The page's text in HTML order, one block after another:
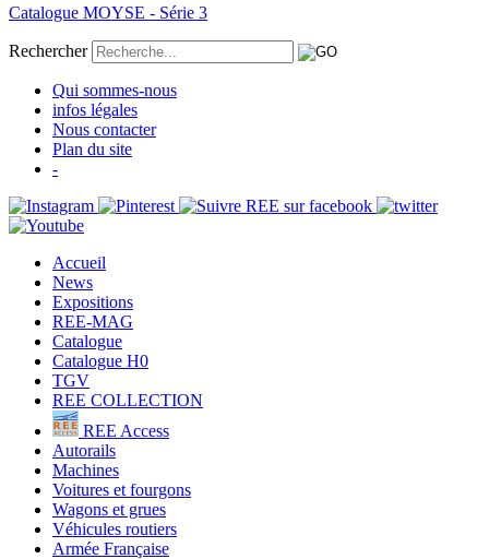
Catalogue MOYSE - Série 3
Rechercher
Qui sommes-nous
infos légales
Nous contacter
Plan du site
-
Accueil
News
Expositions
REE-MAG
Catalogue
Catalogue H0
TGV
REE COLLECTION
REE Access
Autorails
Machines
Voitures et fourgons
Wagons et grues
Véhicules routiers
Armée Française